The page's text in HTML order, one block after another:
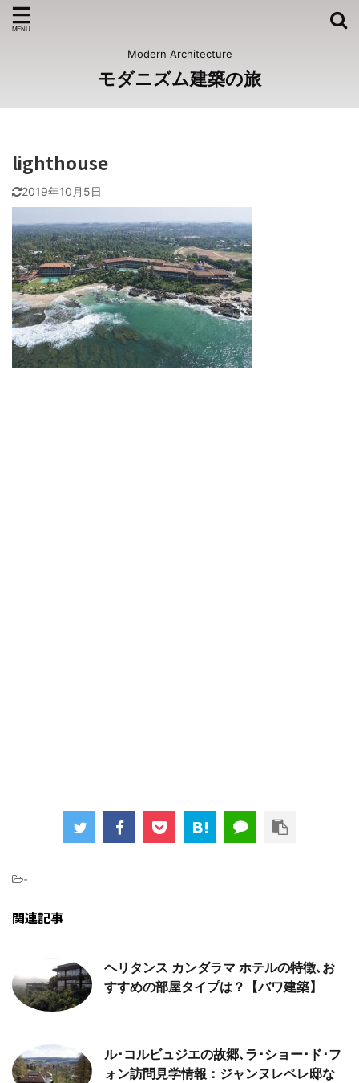
Modern Architecture
モダニズム建築の旅
lighthouse
2019年10月5日
-
関連記事
ヘリタンス カンダラマ ホテルの特徴､お
すすめの部屋タイプは？【バワ建築】
ル･コルビュジエの故郷､ラ･ショー･ド･フ
ォン訪問見学情報：ジャンヌレペレ邸な